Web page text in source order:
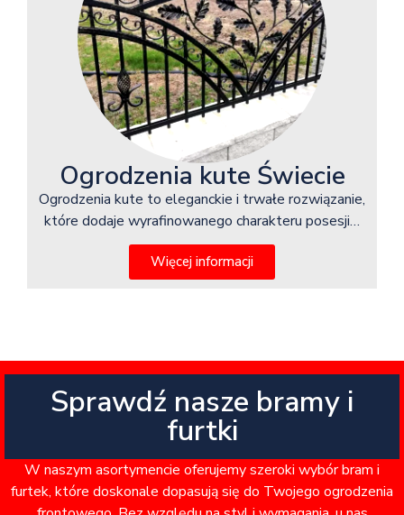
Ogrodzenia kute Świecie
Ogrodzenia kute to eleganckie i trwałe rozwiązanie,
które dodaje wyrafinowanego charakteru posesji…
Więcej informacji
Sprawdź nasze bramy i
furtki
W naszym asortymencie oferujemy szeroki wybór bram i
furtek, które doskonale dopasują się do Twojego ogrodzenia